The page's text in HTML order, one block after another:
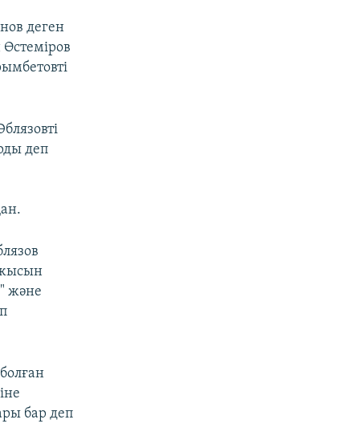
деген
деп
және
бар деп